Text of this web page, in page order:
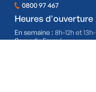
0800 97 467
Heures d'ouverture
En semaine : 8h-12h et
Samedi :Fermé